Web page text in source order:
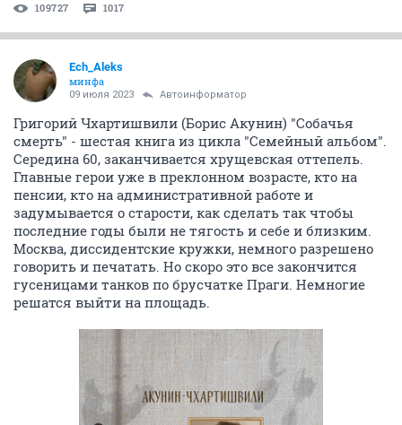
109727 1017
Ech_Aleks
минфа
09 июля 2023 Автоинформатор
Григорий Чхартишвили (Борис Акунин) "Собачья
смерть" - шестая книга из цикла "Семейный альбом".
Середина 60, заканчивается хрущевская оттепель.
Главные герои уже в преклонном возрасте, кто на
пенсии, кто на административной работе и
задумывается о старости, как сделать так чтобы
последние годы были не тягость и себе и близким.
Москва, диссидентские кружки, немного разрешено
говорить и печатать. Но скоро это все закончится
гусеницами танков по брусчатке Праги. Немногие
решатся выйти на площадь.